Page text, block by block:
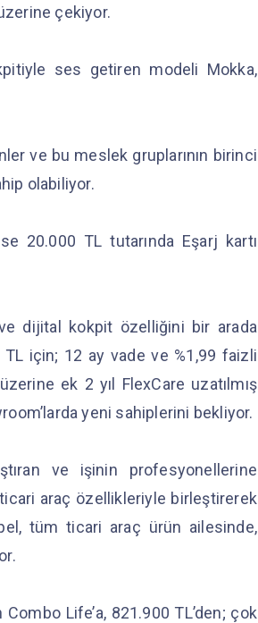
çekiyor.
ses getiren modeli Mokka,
ve bu meslek gruplarının birinci
olabiliyor.
20.000 TL tutarında Eşarj kartı
dijital kokpit özelliğini bir arada
TL için; 12 ay vade ve %1,99 faizli
ek 2 yıl FlexCare uzatılmış
yeni sahiplerini bekliyor.
ve işinin profesyonellerine
araç özellikleriyle birleştirerek
tüm ticari araç ürün ailesinde,
Life’a, 821.900 TL’den; çok